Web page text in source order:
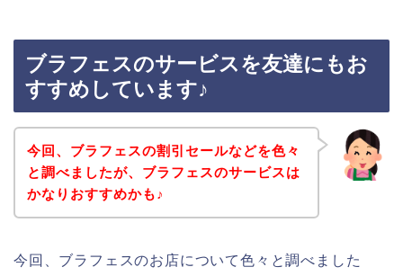
ブラフェスのサービスを友達にもお
すすめしています♪
今回、ブラフェスの割引セールなどを色々
と調べましたが、ブラフェスのサービスは
かなりおすすめかも♪
今回、ブラフェスのお店について色々と調べました